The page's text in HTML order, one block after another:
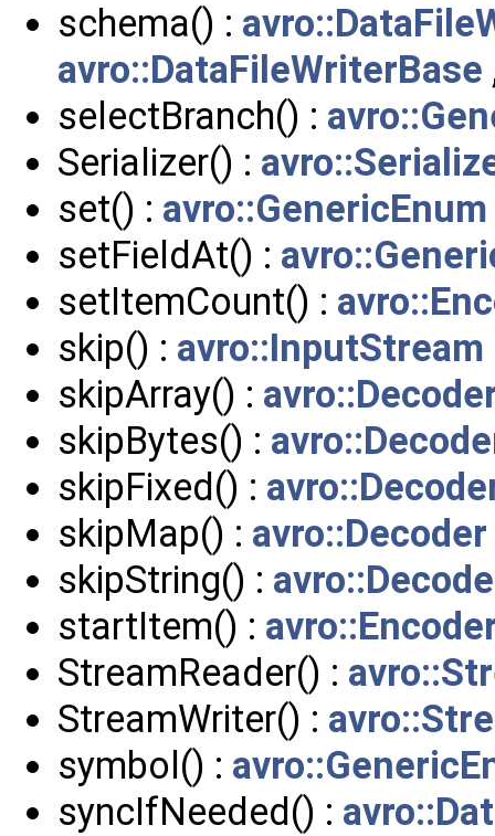
schema() :
avro::DataFileWriterBase
selectBranch() :
Serializer() :
set() : avro::GenericEnum
setFieldAt() :
setItemCount() :
skip() : avro::InputStream
skipArray() :
skipBytes() :
skipFixed() :
skipMap() : avro::Decoder
skipString() :
startItem() :
StreamReader() :
StreamWriter() :
symbol() :
syncIfNeeded() :